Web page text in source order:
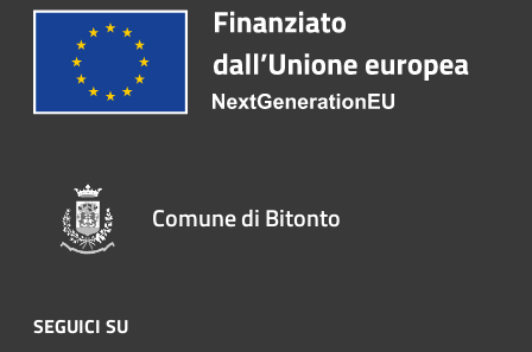
Comune di Bitonto
SEGUICI SU